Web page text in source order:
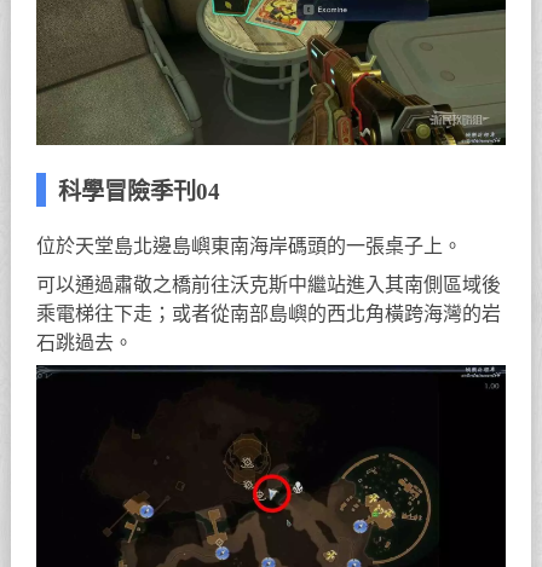
科學冒險季刊04
位於天堂島北邊島嶼東南海岸碼頭的一張桌子上。
可以通過肅敬之橋前往沃克斯中繼站進入其南側區域後
乘電梯往下走；或者從南部島嶼的西北角橫跨海灣的岩
石跳過去。